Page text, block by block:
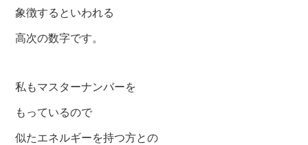
象徴するといわれる
高次の数字です。
私もマスターナンバーを
もっているので
似たエネルギーを持つ方との